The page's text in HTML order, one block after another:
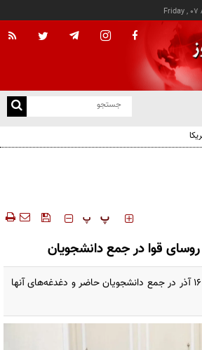
Friday , 07
‍‍‍ پ پ
قوا در جمع دانشجویان
روسای قوا به مناسبت روز ۱۶ آذر در جمع دانشجویان حاضر و دغدغه‌های آنها